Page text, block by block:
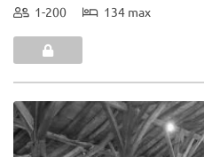
1-200 134 max